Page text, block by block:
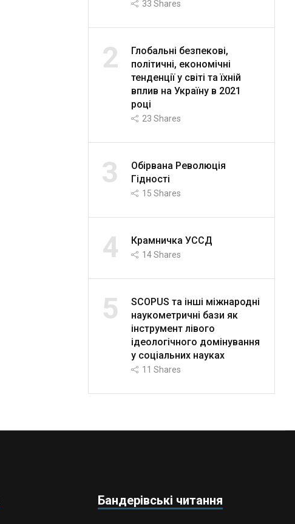
33 Shares
2
Глобальні безпекові,
політичні, економічні
тенденції у світі та їхній
вплив на Україну в 2021
році
23 Shares
3
Обірвана Революція
Гідності
15 Shares
4 Крамничка УССД
14Shares
5
SCOPUS та інші міжнародні
наукометричні бази як
інструмент лівого
ідеологічного домінування
у соціальних науках
11 Shares
Бандерівські читання